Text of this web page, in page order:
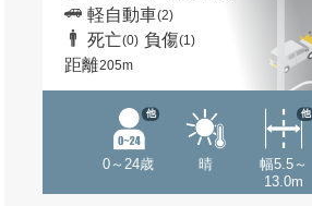
軽自動車(2)
死亡(0) 負傷(1)
距離205m
0～24歳
他
晴
幅5.5～
13.0m
他